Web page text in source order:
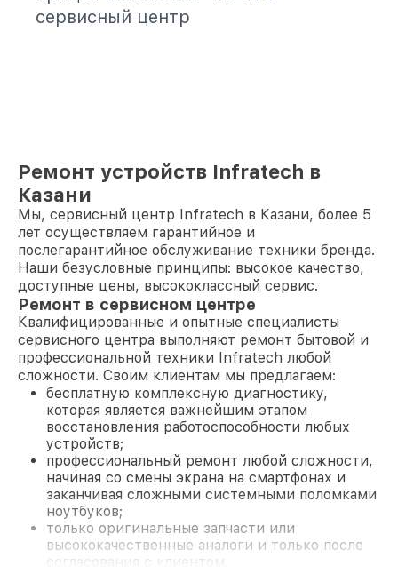
сервисный центр
Ремонт устройств Infratech в
Казани
Мы, сервисный центр Infratech в Казани, более 5
лет осуществляем гарантийное и
послегарантийное обслуживание техники бренда.
Наши безусловные принципы: высокое качество,
доступные цены, высококлассный сервис.
Ремонт в сервисном центре
Квалифицированные и опытные специалисты
сервисного центра выполняют ремонт бытовой и
профессиональной техники Infratech любой
сложности. Своим клиентам мы предлагаем:
бесплатную комплексную диагностику,
которая является важнейшим этапом
восстановления работоспособности любых
устройств;
профессиональный ремонт любой сложности,
начиная со смены экрана на смартфонах и
заканчивая сложными системными поломками
ноутбуков;
только оригинальные запчасти или
высококачественные аналоги и только после
согласования с клиентом.